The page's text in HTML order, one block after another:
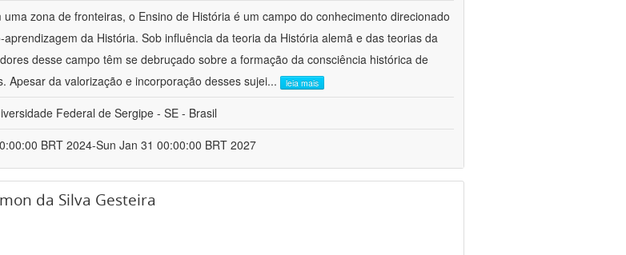
uma zona de fronteiras, o Ensino de História é um campo do conhecimento direcionado
da História. Sob influência da teoria da História alemã e das teorias da
desse campo têm se debruçado sobre a formação da consciência histórica de
Apesar da valorização e incorporação desses sujei... leia mais
Federal de Sergipe - SE - Brasil
BRT 2024-Sun Jan 31 00:00:00 BRT 2027
da Silva Gesteira